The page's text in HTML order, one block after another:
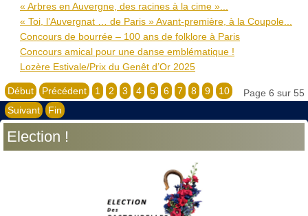
« Arbres en Auvergne, des racines à la cime »...
« Toi, l’Auvergnat … de Paris » Avant-première, à la Coupole...
Concours de bourrée – 100 ans de folklore à Paris
Concours amical pour une danse emblématique !
Lozère Estivale/Prix du Genêt d’Or 2025
Page 6 sur 55
Début Précédent 1 2 3 4 5 6 7 8 9
10
Suivant
Fin
Election !